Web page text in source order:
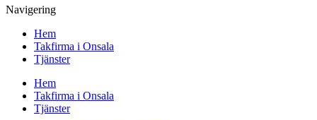
Navigering
Hem
Takfirma i Onsala
Tjänster
Hem
Takfirma i Onsala
Tjänster